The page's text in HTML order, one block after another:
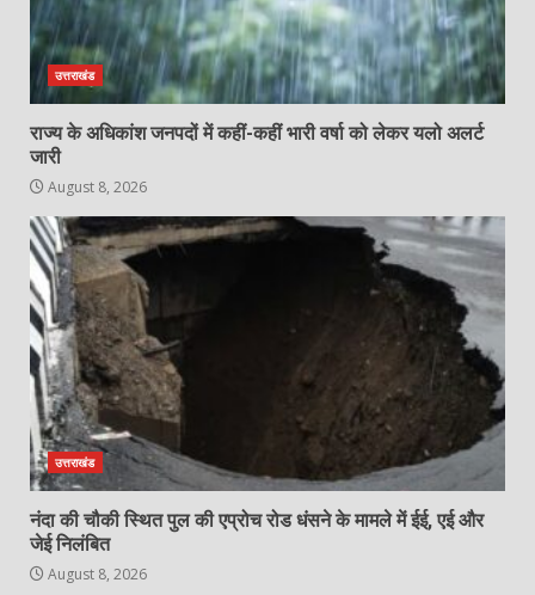
उत्तराखंड
राज्य के अधिकांश जनपदों में कहीं-कहीं भारी वर्षा को लेकर यलो अलर्ट
जारी
August 8, 2026
उत्तराखंड
नंदा की चौकी स्थित पुल की एप्रोच रोड धंसने के मामले में ईई, एई और
जेई निलंबित
August 8, 2026